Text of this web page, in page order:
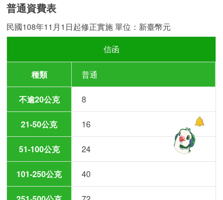
普通資費表
民國108年11月1日起修正實施 單位：新臺幣元
信函
普通
8
16
24
40